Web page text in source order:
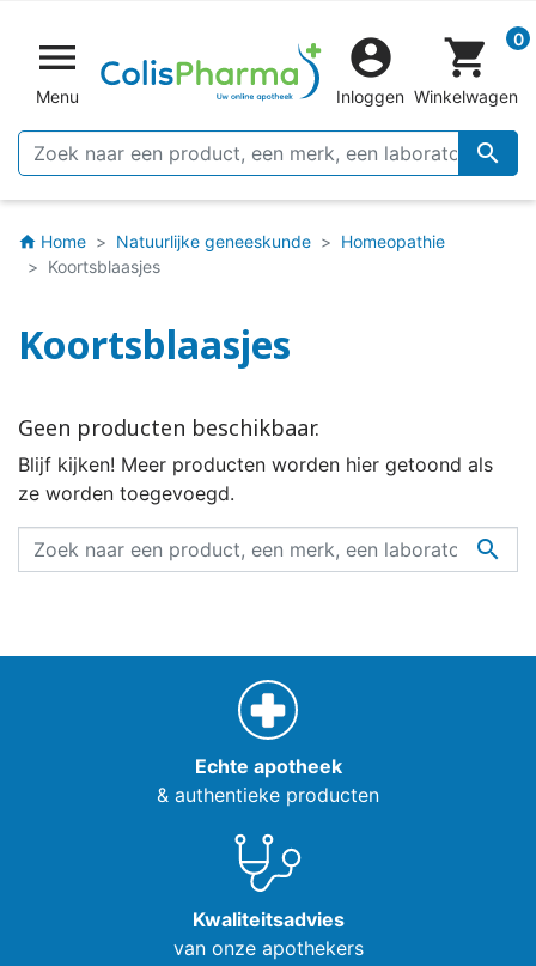

Menu


Inloggen
shopping_cart 0
Winkelwagen
home Home Natuurlijke geneeskunde
Homeopathie
Koortsblaasjes
Koortsblaasjes
Geen producten beschikbaar.
Blijf kijken! Meer producten worden hier getoond als
ze worden toegevoegd.

Echte apotheek
& authentieke producten
Kwaliteitsadvies
van onze apothekers